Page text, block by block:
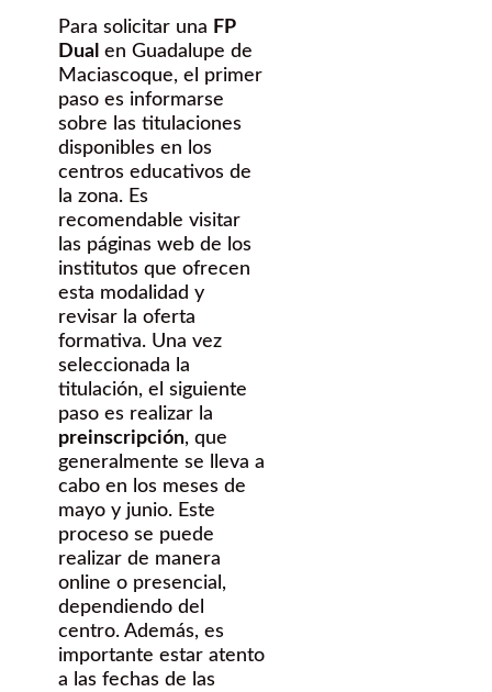
Para solicitar una FP
Dual en Guadalupe de
Maciascoque, el primer
paso es informarse
sobre las titulaciones
disponibles en los
centros educativos de
la zona. Es
recomendable visitar
las páginas web de los
institutos que ofrecen
esta modalidad y
revisar la oferta
formativa. Una vez
seleccionada la
titulación, el siguiente
paso es realizar la
preinscripción, que
generalmente se lleva a
cabo en los meses de
mayo y junio. Este
proceso se puede
realizar de manera
online o presencial,
dependiendo del
centro. Además, es
importante estar atento
a las fechas de las